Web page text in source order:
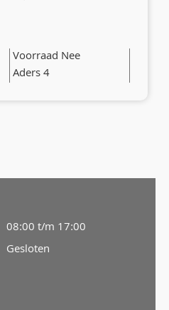
Voorraad Nee
Aders 4
08:00 t/m 17:00
Gesloten